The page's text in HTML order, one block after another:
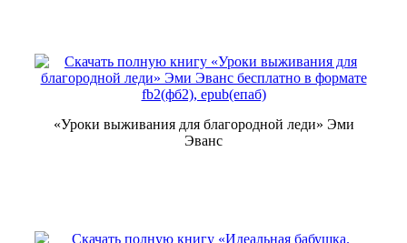
«Уроки выживания для благородной леди» Эми
Эванс